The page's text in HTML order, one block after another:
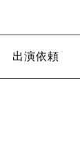
出演依頼